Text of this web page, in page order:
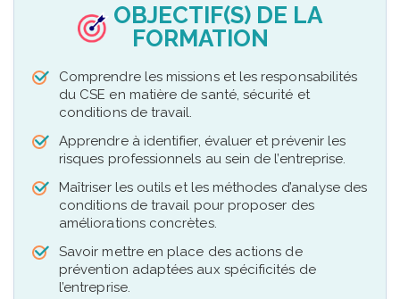
OBJECTIF(S) DE LA
FORMATION
Comprendre les missions et les responsabilités
du CSE en matière de santé, sécurité et
conditions de travail.
Apprendre à identifier, évaluer et prévenir les
risques professionnels au sein de l’entreprise.
Maîtriser les outils et les méthodes d’analyse des
conditions de travail pour proposer des
améliorations concrètes.
Savoir mettre en place des actions de
prévention adaptées aux spécificités de
l’entreprise.